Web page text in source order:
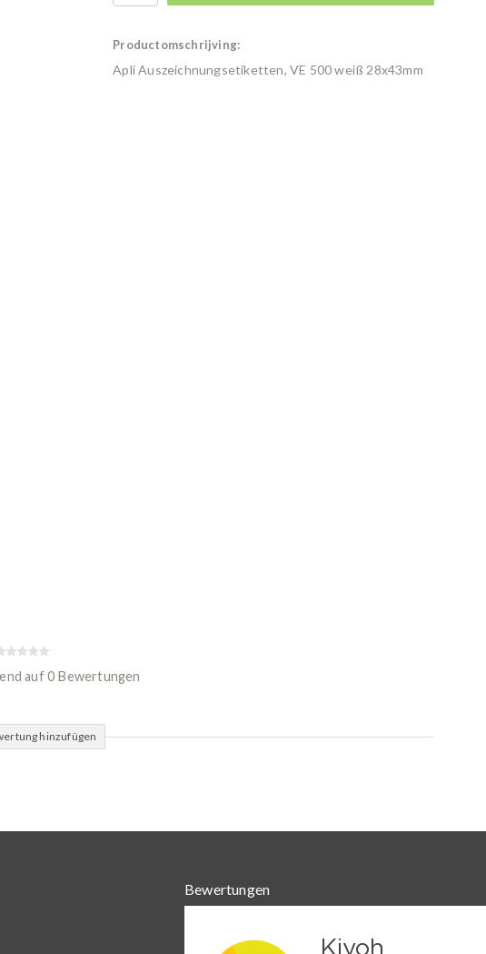
Productomschrijving:
Apli Auszeichnungsetiketten, VE 500 weiß 28x43mm
auf 0 Bewertungen
hinzufügen
Bewertungen